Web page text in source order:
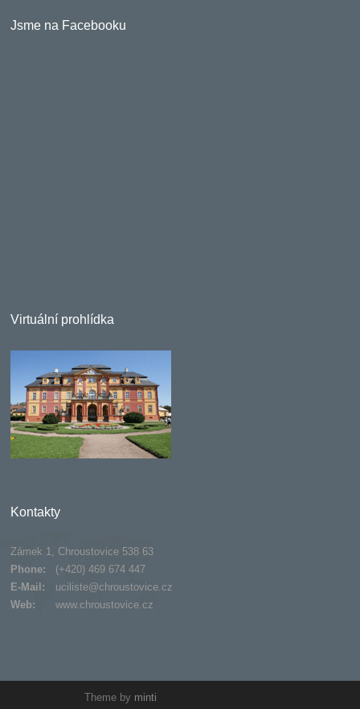
Jsme na Facebooku
Virtuální prohlídka
Kontakty
Zámek 1, Chroustovice 538 63
Phone:
(+420) 469 674 447
E-Mail:
uciliste@chroustovice.cz
Web:
www.chroustovice.cz
Theme by minti